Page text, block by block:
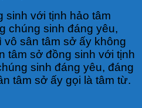
sinh với tịnh hảo tâm
chúng sinh đáng yêu,
sân tâm sở ấy không
tâm sở đồng sinh với tịnh
sinh đáng yêu, đáng
tâm sở ấy gọi là tâm từ.